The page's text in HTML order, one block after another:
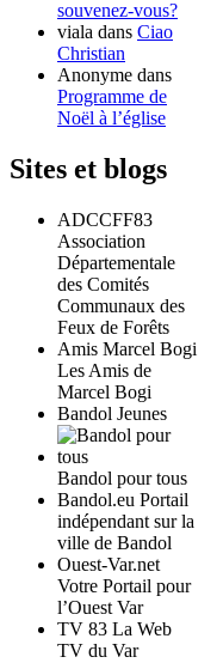
souvenez-vous?
viala dans Ciao
Christian
Anonyme dans
Programme de
Noël à l’église
Sites et blogs
ADCCFF83
Association
Départementale
des Comités
Communaux des
Feux de Forêts
Amis Marcel Bogi
Les Amis de
Marcel Bogi
Bandol Jeunes
Bandol pour tous
Bandol.eu Portail
indépendant sur la
ville de Bandol
Ouest-Var.net
Votre Portail pour
l’Ouest Var
TV 83 La Web
TV du Var